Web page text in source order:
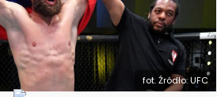
fot. Źródło: UFC